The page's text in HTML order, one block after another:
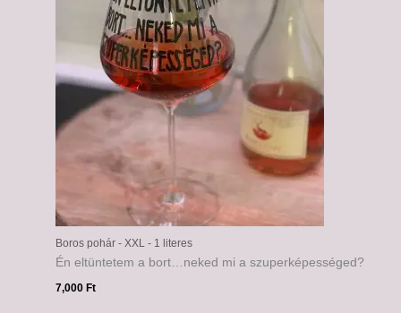
Boros pohár - XXL - 1 literes
Én eltüntetem a bort…neked mi a szuperképességed?
7,000Ft